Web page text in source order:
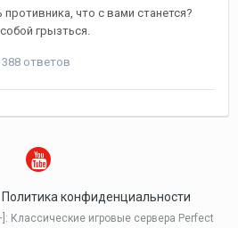
противника, что с вами станется?
грызться.
388 ответов
Политика конфиденциальности
Классические игровые сервера Perfect